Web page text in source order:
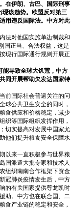
在伊朗、古巴、国际刑事
现该趋势。欧盟反对第三
用违反国际法。中方对此
对他国实施单边制裁和
国正当、合法权益，这是
现行国际通行规则开展正
能导致全球大饥荒，中方
同开展帮助欠发达国家特
国际社会普遍关注的问
球公共卫生安全的同时，
食供应和价格稳定，减少
织等国际组织发挥作用，
切实提高对发展中国家尤
他们提升粮食安全保障水
来一直积极参与世界粮
国派遣大批专家和技术人
组织南南合作框架下资金
冠肺炎疫情发生后，中方
的有关国家提供尊龙凯时
助。中方也在联合国、二
食产业链的稳定和安全，